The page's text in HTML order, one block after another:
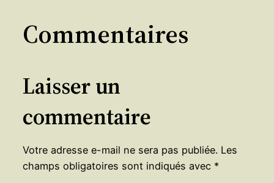
Commentaires
Laisser un
commentaire
Votre adresse e-mail ne sera pas publiée. Les
champs obligatoires sont indiqués avec *